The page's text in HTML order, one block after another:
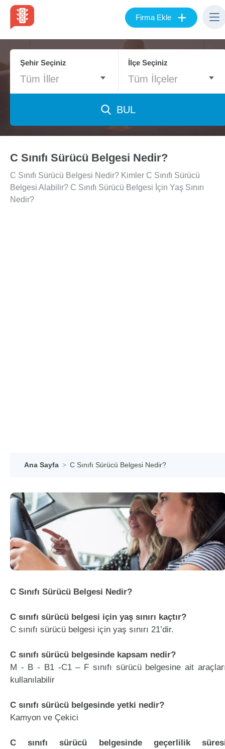
Firma Ekle +
Şehir Seçiniz
Tüm İller
İlçe Seçiniz
Tüm İlçeler
BUL
C Sınıfı Sürücü Belgesi Nedir?
C Sınıfı Sürücü Belgesi Nedir? Kimler C Sınıfı Sürücü
Belgesi Alabilir? C Sınıfı Sürücü Belgesi İçin Yaş Sınırı
Nedir?
Ana Sayfa C Sınıfı Sürücü Belgesi Nedir?
C Sınıfı Sürücü Belgesi Nedir?
C sınıfı sürücü belgesi için yaş sınırı kaçtır?
C sınıfı sürücü belgesi için yaş sınırı 21’dir.
C sınıfı sürücü belgesinde kapsam nedir?
M - B - B1 -C1 – F sınıfı sürücü belgesine ait
kullanılabilir
C sınıfı sürücü belgesinde yetki nedir?
Kamyon ve Çekici
C sınıfı sürücü belgesinde geçerlilik